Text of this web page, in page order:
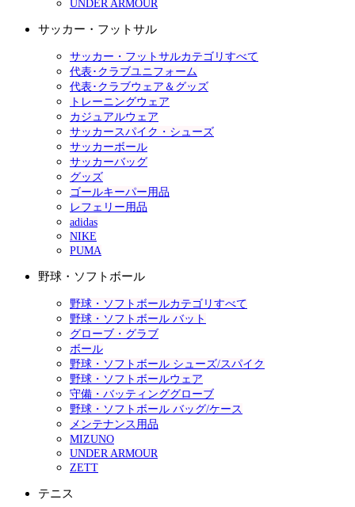
UNDER ARMOUR
サッカー・フットサル
サッカー・フットサルカテゴリすべて
代表･クラブユニフォーム
代表･クラブウェア＆グッズ
トレーニングウェア
カジュアルウェア
サッカースパイク・シューズ
サッカーボール
サッカーバッグ
グッズ
ゴールキーパー用品
レフェリー用品
adidas
NIKE
PUMA
野球・ソフトボール
野球・ソフトボールカテゴリすべて
野球・ソフトボール バット
グローブ・グラブ
ボール
野球・ソフトボール シューズ/スパイク
野球・ソフトボールウェア
守備・バッティンググローブ
野球・ソフトボール バッグ/ケース
メンテナンス用品
MIZUNO
UNDER ARMOUR
ZETT
テニス